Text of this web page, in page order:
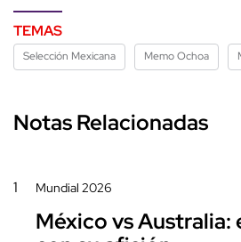
TEMAS
Selección Mexicana Memo Ochoa
Notas Relacionadas
1 Mundial 2026
México vs Australia: